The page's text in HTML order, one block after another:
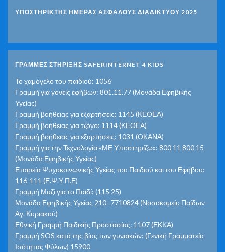
ΥΠΟΣΤΗΡΙΚΤΗΣ ΗΜΕΡΑΣ ΑΣΦΑΛΟΥΣ ΔΙΑΔΙΚΤΥΟΥ 2025
ΓΡΑΜΜΕΣ ΣΤΗΡΙΞΗΣ SAFERINTERNET 4 KIDS
Το χαμόγελο του παιδιού: 1056
Γραμμή για γονείς εφήβων: 801.11.77 (Μονάδα Εφηβικής
Υγείας)
Γραμμή βοήθειας για εξαρτήσεις: 1145 (ΚΕΘΕΑ)
Γραμμή βοήθειας για τζόγο: 1114 (ΚΕΘΕΑ)
Γραμμή βοήθειας για εξαρτήσεις: 1031 (ΟΚΑΝΑ)
Γραμμή για την Τεχνολογία «ΜΕ Υποστηρίζω»: 800 11 800 15
(Μονάδα Εφηβικής Υγείας)
Εταιρεία Ψυχοκοινωνικής Υγείας του Παιδιού και του Εφήβου:
116-111 (Ε.Ψ.Υ.Π.Ε)
Γραμμή Μαζί για το Παιδί: (115 25)
Μονάδα Εφηβικής Υγείας 210- 7710824 (Νοσοκομείο Παίδων
Αγ. Κυριακού)
Εθνική Γραμμή Παιδικής Προστασίας: 1107 (ΕΚΚΑ)
Γραμμή SOS κατά της βίας των γυναικών: (Γενική Γραμματεία
Ισότητας Φύλων) 15900